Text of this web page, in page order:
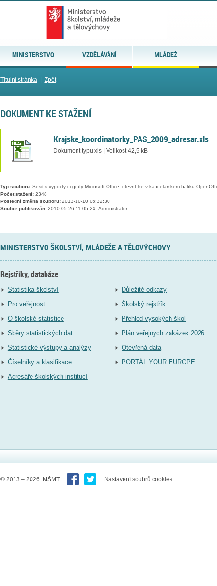
MINISTERSTVO VZDĚLÁVÁNÍ MLÁDEŽ
Titulní stránka| Zpět
DOKUMENT KE STAŽENÍ
Krajske_koordinatorky_PAS_2009_adresar.xls
Dokument typu xls | Velikost 42,5 kB
Typ souboru:Sešit s výpočty či grafy Microsoft Office, otevřít lze v kancelářském balíku
Počet stažení:2348
Poslední změna souboru:2013-10-10 06:32:30
Soubor publikován:2010-05-26 11:05:24, Administrator
MINISTERSTVO ŠKOLSTVÍ, MLÁDEŽE A TĚLOVÝCHOVY
Rejstříky, databáze
Statistika školství
Pro veřejnost
O školské statistice
Sběry statistických dat
Statistické výstupy a analýzy
Číselníky a klasifikace
Adresáře školských institucí
Důležité odkazy
Školský rejstřík
Přehled vysokých škol
Plán veřejných zakázek 2026
Otevřená data
PORTÁL YOUR EUROPE
© 2013 – 2026 MŠMT Nastavení soubrů cookies